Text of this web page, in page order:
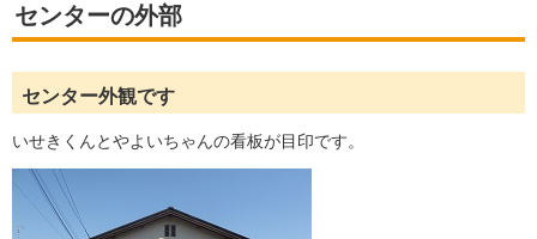
センターの外部
センター外観です
いせきくんとやよいちゃんの看板が目印です。